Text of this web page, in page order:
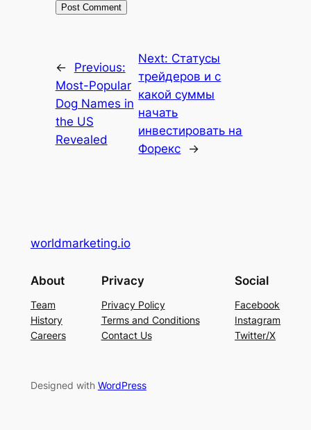
←
Previous:
Most-Popular
Dog Names in
the US
Revealed
Next: Статусы
трейдеров и с
какой суммы
начать
инвестировать на
Форекс
→
worldmarketing.io
About
Team
History
Careers
Privacy
Privacy Policy
Terms and Conditions
Contact Us
Social
Facebook
Instagram
Twitter/X
Designed with WordPress